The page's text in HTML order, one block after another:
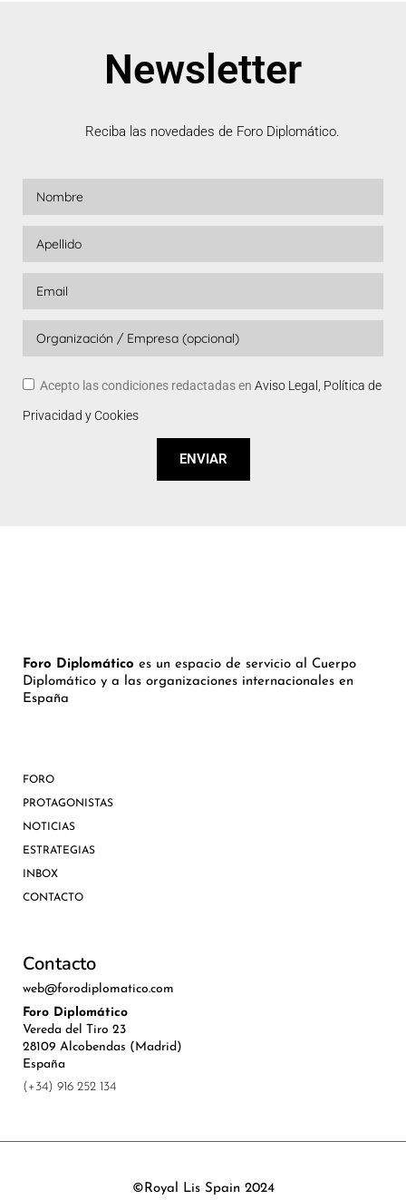
Newsletter
Reciba las novedades de Foro Diplomático.
Acepto las condiciones redactadas en Aviso Legal, Política de
Privacidad y Cookies
ENVIAR
Foro Diplomático es un espacio de servicio al Cuerpo
Diplomático y a las organizaciones internacionales en
España
FORO
PROTAGONISTAS
NOTICIAS
ESTRATEGIAS
INBOX
CONTACTO
Contacto
web@forodiplomatico.com
Foro Diplomático
Vereda del Tiro 23
28109 Alcobendas (Madrid)
España
(+34) 916 252 134
©Royal Lis Spain 2024